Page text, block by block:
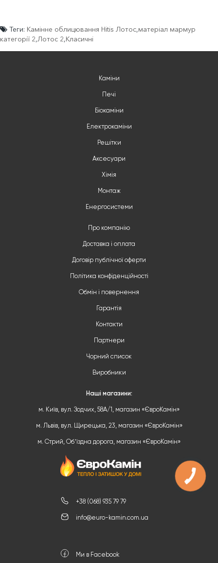
Теги: Камінне облицювання Hitis Лотос,матеріал мармур
категорії 2,Лотос 2,Класичні
+38 (068) 935 79 79
info@euro-kamin.com.ua
Ми в Facebook
Каміни
Печі
Біокаміни
Електрокаміни
Решітки
Аксесуари
Хімія
Монтаж
Енергосистеми
Про компанію
Доставка і оплата
Договір публічної оферти
Політика конфіденційності
Обмін і повернення
Гарантія
Контакти
Партнери
Чорний список
Виробники
Наші магазини:
м. Київ, вул. Зодчих, 58А/1, магазин «ЄвроКамін»
м. Львів, вул. Щирецька, 23, магазин «ЄвроКамін»
м. Стрий, Обʼїздна дорога, магазин «ЄвроКамін»